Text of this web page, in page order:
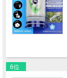
6位